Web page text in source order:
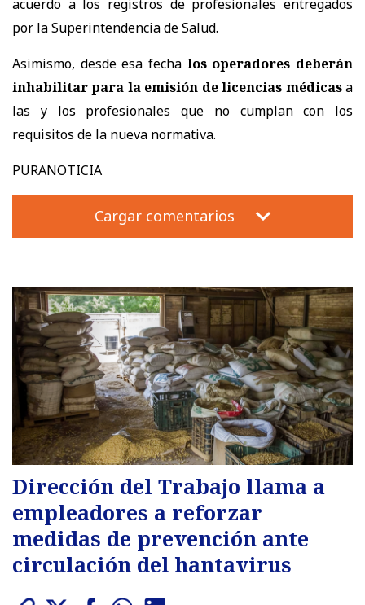
acuerdo a los registros de profesionales entregados
por la Superintendencia de Salud.
Asimismo, desde esa fecha los operadores deberán
inhabilitar para la emisión de licencias médicasa
las y los profesionales que no cumplan con los
requisitos de la nueva normativa.
PURANOTICIA
Cargar comentarios
Dirección del Trabajo llama a
empleadores a reforzar
medidas de prevención ante
circulación del hantavirus